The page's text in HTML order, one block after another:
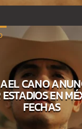
CANO
EN
FECHAS